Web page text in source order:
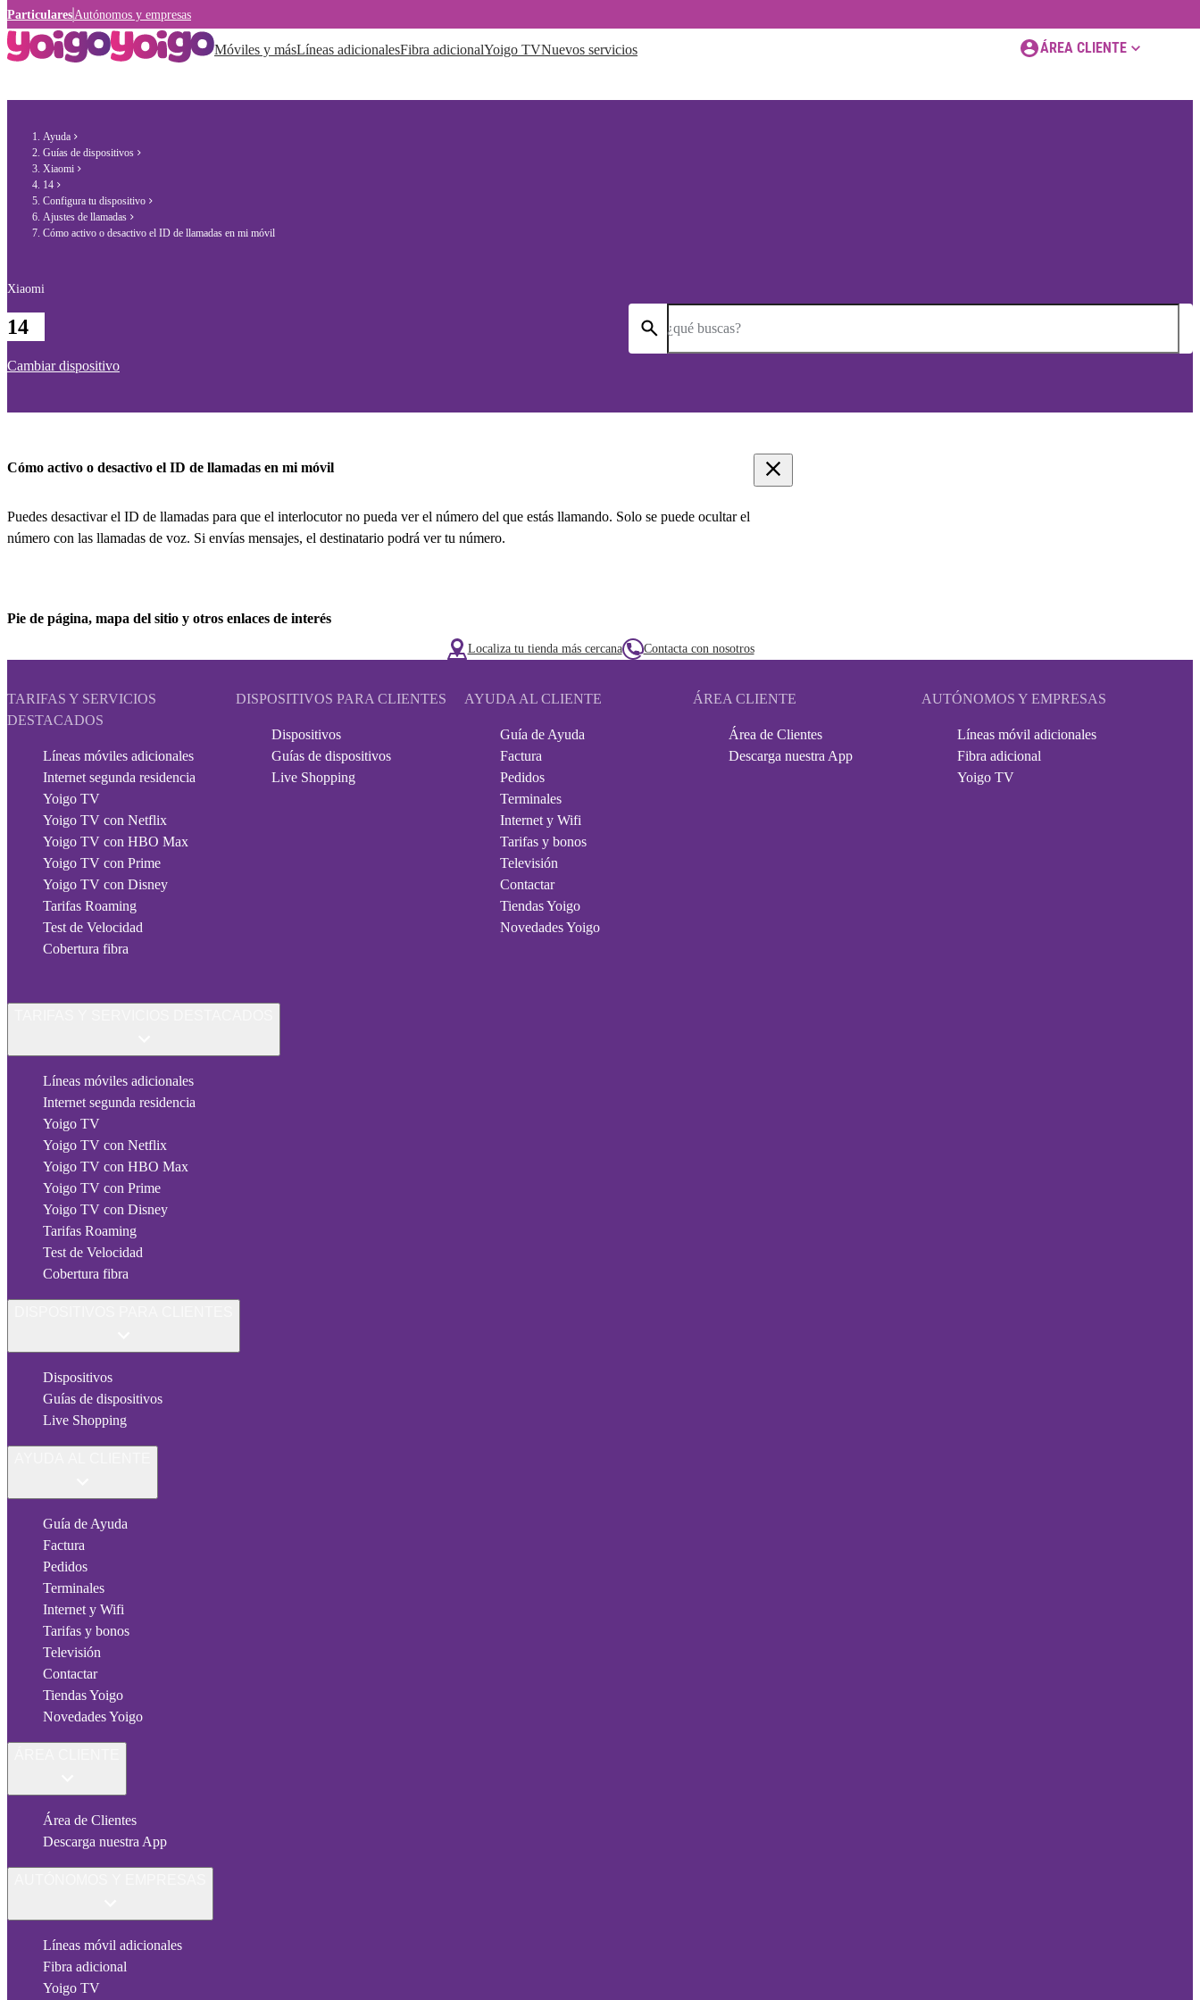
Particulares Autónomos y empresas
Móviles y másLíneas adicionalesFibra adicionalYoigo TVNuevos servicios ÁREA CLIENTE
Ayuda
Guías de dispositivos
Xiaomi
14
Configura tu dispositivo
Ajustes de llamadas
Cómo activo o desactivo el ID de llamadas en mi móvil
Xiaomi
14
Cambiar dispositivo
¿qué buscas?
Cómo activo o desactivo el ID de llamadas en mi móvil
Puedes desactivar el ID de llamadas para que el interlocutor no pueda ver el número del que estás llamando. Solo se puede ocultar el
número con las llamadas de voz. Si envías mensajes, el destinatario podrá ver tu número.
Pie de página, mapa del sitio y otros enlaces de interés
Localiza tu tienda más cercana Contacta con nosotros
TARIFAS Y SERVICIOS
DESTACADOS
Líneas móviles adicionales
Internet segunda residencia
Yoigo TV
Yoigo TV con Netflix
Yoigo TV con HBO Max
Yoigo TV con Prime
Yoigo TV con Disney
Tarifas Roaming
Test de Velocidad
Cobertura fibra
DISPOSITIVOS PARA CLIENTES
Dispositivos
Guías de dispositivos
Live Shopping
AYUDA AL CLIENTE
Guía de Ayuda
Factura
Pedidos
Terminales
Internet y Wifi
Tarifas y bonos
Televisión
Contactar
Tiendas Yoigo
Novedades Yoigo
ÁREA CLIENTE
Área de Clientes
Descarga nuestra App
AUTÓNOMOS Y EMPRESAS
Líneas móvil adicionales
Fibra adicional
Yoigo TV
Líneas móviles adicionales
Internet segunda residencia
Yoigo TV
Yoigo TV con Netflix
Yoigo TV con HBO Max
Yoigo TV con Prime
Yoigo TV con Disney
Tarifas Roaming
Test de Velocidad
Cobertura fibra
Dispositivos
Guías de dispositivos
Live Shopping
Guía de Ayuda
Factura
Pedidos
Terminales
Internet y Wifi
Tarifas y bonos
Televisión
Contactar
Tiendas Yoigo
Novedades Yoigo
Área de Clientes
Descarga nuestra App
Líneas móvil adicionales
Fibra adicional
Yoigo TV